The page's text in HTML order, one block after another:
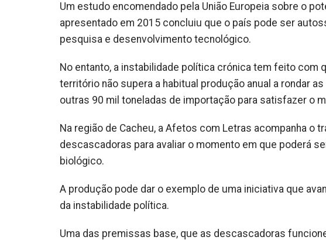
Um estudo encomendado pela União Europeia sobre o
apresentado em 2015 concluiu que o país pode ser
pesquisa e desenvolvimento tecnológico.
No entanto, a instabilidade política crónica tem feito com
território não supera a habitual produção anual a rondar
outras 90 mil toneladas de importação para satisfazer o
Na região de Cacheu, a Afetos com Letras acompanha o
descascadoras para avaliar o momento em que poderá
biológico.
A produção pode dar o exemplo de uma iniciativa que
da instabilidade política.
Uma das premissas base, que as descascadoras